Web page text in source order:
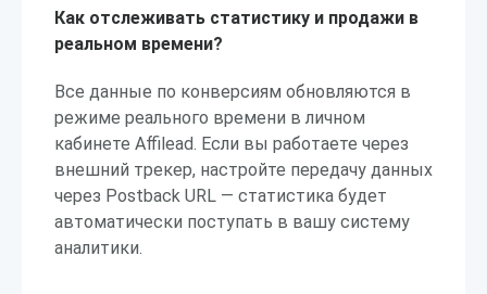
Как отслеживать статистику и продажи в
реальном времени?
Все данные по конверсиям обновляются в
режиме реального времени в личном
кабинете Affilead. Если вы работаете через
внешний трекер, настройте передачу данных
через Postback URL — статистика будет
автоматически поступать в вашу систему
аналитики.